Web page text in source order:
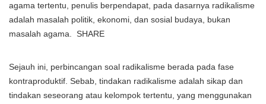
agama tertentu, penulis berpendapat, pada dasarnya radikalisme
adalah masalah politik, ekonomi, dan sosial budaya, bukan
masalah agama. SHARE
Sejauh ini, perbincangan soal radikalisme berada pada fase
kontraproduktif. Sebab, tindakan radikalisme adalah sikap dan
tindakan seseorang atau kelompok tertentu, yang menggunakan